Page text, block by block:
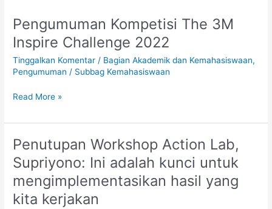
Pengumuman Kompetisi The 3M
Inspire Challenge 2022
Tinggalkan Komentar / Bagian Akademik dan Kemahasiswaan,
Pengumuman / Subbag Kemahasiswaan
Pengumuman
Kompetisi
The
3M
Inspire
2022
Read More »
Penutupan Workshop Action Lab,
Supriyono: Ini adalah kunci untuk
mengimplementasikan hasil yang
kita kerjakan
Penutupan
Workshop
Action
Lab,
Supriyono: